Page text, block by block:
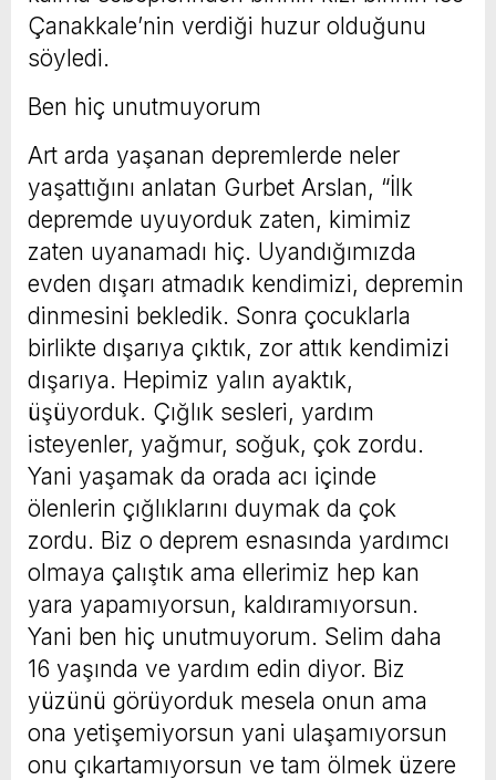
Çanakkale’nin verdiği huzur olduğunu
söyledi.
Ben hiç unutmuyorum
Art arda yaşanan depremlerde neler
yaşattığını anlatan Gurbet Arslan, “İlk
depremde uyuyorduk zaten, kimimiz
zaten uyanamadı hiç. Uyandığımızda
evden dışarı atmadık kendimizi, depremin
dinmesini bekledik. Sonra çocuklarla
birlikte dışarıya çıktık, zor attık kendimizi
dışarıya. Hepimiz yalın ayaktık,
üşüyorduk. Çığlık sesleri, yardım
isteyenler, yağmur, soğuk, çok zordu.
Yani yaşamak da orada acı içinde
ölenlerin çığlıklarını duymak da çok
zordu. Biz o deprem esnasında yardımcı
olmaya çalıştık ama ellerimiz hep kan
yara yapamıyorsun, kaldıramıyorsun.
Yani ben hiç unutmuyorum. Selim daha
16 yaşında ve yardım edin diyor. Biz
yüzünü görüyorduk mesela onun ama
ona yetişemiyorsun yani ulaşamıyorsun
onu çıkartamıyorsun ve tam ölmek üzere